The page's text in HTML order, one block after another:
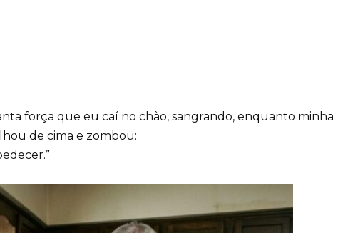
força que eu caí no chão, sangrando, enquanto minha
de cima e zombou: